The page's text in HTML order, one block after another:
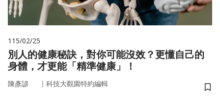
115/02/25
別人的健康秘訣，對你可能沒效？更懂自己的
身體，才更能「精準健康」！
陳彥諺 ｜ 科技大觀園特約編輯
儲